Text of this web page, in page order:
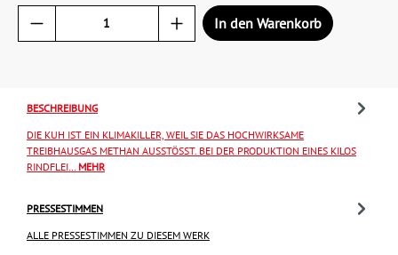
In den Warenkorb
BESCHREIBUNG
DIE KUH IST EIN KLIMAKILLER, WEIL SIE DAS HOCHWIRKSAME
TREIBHAUSGAS METHAN AUSSTÖSST. BEI DER PRODUKTION EINES KILOS R
INDFLEI… MEHR
PRESSESTIMMEN
ALLE PRESSESTIMMEN ZU DIESEM WERK